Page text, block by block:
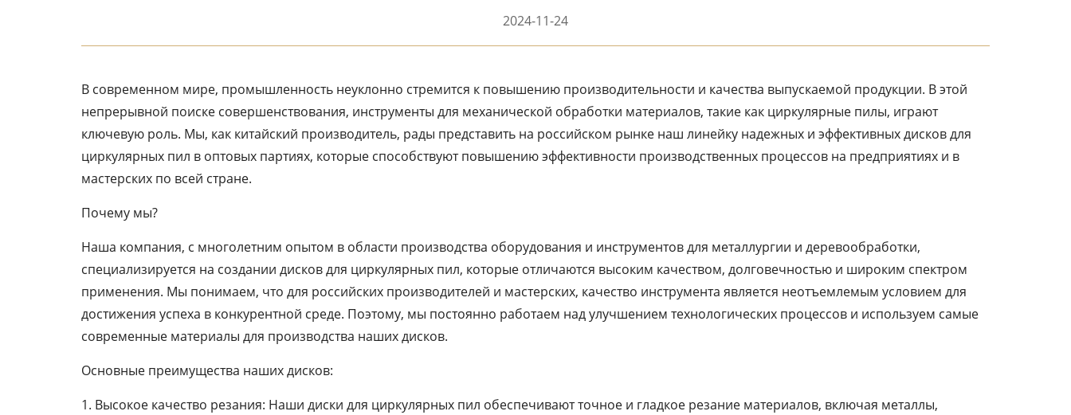
2024-11-24
В современном мире, промышленность неуклонно стремится к повышению производительности и качества выпускаемой продукции. В этой
непрерывной поиске совершенствования, инструменты для механической обработки материалов, такие как циркулярные пилы, играют
ключевую роль. Мы, как китайский производитель, рады представить на российском рынке наш линейку надежных и эффективных дисков для
циркулярных пил в оптовых партиях, которые способствуют повышению эффективности производственных процессов на предприятиях и в
мастерских по всей стране.
Почему мы?
Наша компания, с многолетним опытом в области производства оборудования и инструментов для металлургии и деревообработки,
специализируется на создании дисков для циркулярных пил, которые отличаются высоким качеством, долговечностью и широким спектром
применения. Мы понимаем, что для российских производителей и мастерских, качество инструмента является неотъемлемым условием для
достижения успеха в конкурентной среде. Поэтому, мы постоянно работаем над улучшением технологических процессов и используем самые
современные материалы для производства наших дисков.
Основные преимущества наших дисков:
1. Высокое качество резания: Наши диски для циркулярных пил обеспечивают точное и гладкое резание материалов, включая металлы,